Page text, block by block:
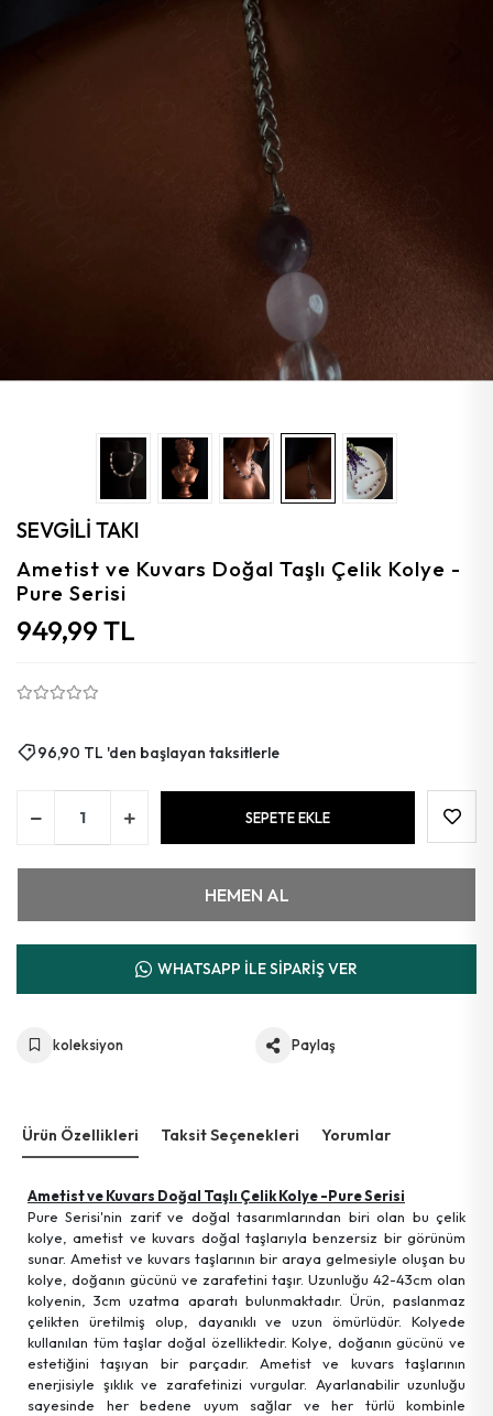
Granat
Kalsedon
Kehribar
Güneş
Azurit
Mercan
SEVGİLİ TAKI
Ametist ve Kuvars Doğal Taşlı Çelik Kolye -
Pure Serisi
949,99 TL
96,90 TL 'den başlayan taksitlerle
SEPETE EKLE
HEMEN AL
WHATSAPP İLE SİPARİŞ VER
koleksiyon Paylaş
Ürün Özellikleri Taksit Seçenekleri Yorumlar
Ametist ve Kuvars Doğal Taşlı Çelik Kolye -Pure Serisi
Pure Serisi'nin zarif ve doğal tasarımlarından biri olan bu çelik
kolye, ametist ve kuvars doğal taşlarıyla benzersiz bir görünüm
sunar. Ametist ve kuvars taşlarının bir araya gelmesiyle oluşan bu
kolye, doğanın gücünü ve zarafetini taşır. Uzunluğu 42-43cm olan
kolyenin, 3cm uzatma aparatı bulunmaktadır. Ürün, paslanmaz
çelikten üretilmiş olup, dayanıklı ve uzun ömürlüdür. Kolyede
kullanılan tüm taşlar doğal özelliktedir. Kolye, doğanın gücünü ve
estetiğini taşıyan bir parçadır. Ametist ve kuvars taşlarının
enerjisiyle şıklık ve zarafetinizi vurgular. Ayarlanabilir uzunluğu
sayesinde her bedene uyum sağlar ve her türlü kombinle